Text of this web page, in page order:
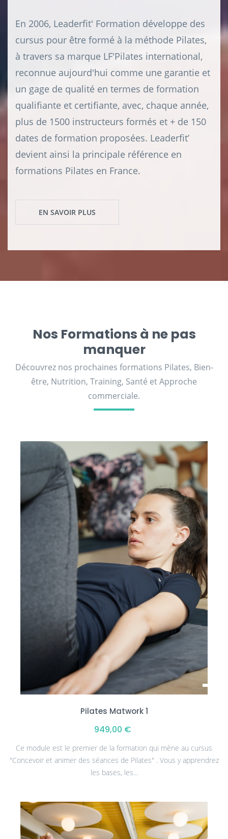
En 2006, Leaderfit' Formation développe des
cursus pour être formé à la méthode Pilates,
à travers sa marque LF'Pilates international,
reconnue aujourd'hui comme une garantie et
un gage de qualité en termes de formation
qualifiante et certifiante, avec, chaque année,
plus de 1500 instructeurs formés et + de 150
dates de formation proposées. Leaderfit’
devient ainsi la principale référence en
formations Pilates en France.
EN SAVOIR PLUS
Nos Formations à ne pas
manquer
Découvrez nos prochaines formations Pilates, Bien-
être, Nutrition, Training, Santé et Approche
commerciale.
Pilates Matwork 1
949,00 €
Ce module est le premier de la formation qui mène au cursus
"Concevoir et animer des séances de Pilates" . Vous y apprendrez
les bases, les...